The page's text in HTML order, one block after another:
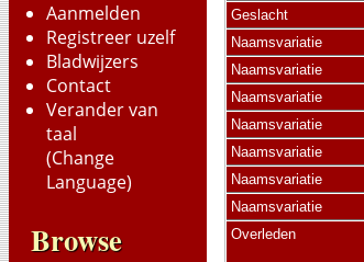
Aanmelden
Registreer uzelf
Bladwijzers
Contact
Verander van
taal
(Change
Language)
Browse
Geslacht
Naamsvariatie
Naamsvariatie
Naamsvariatie
Naamsvariatie
Naamsvariatie
Naamsvariatie
Naamsvariatie
Overleden